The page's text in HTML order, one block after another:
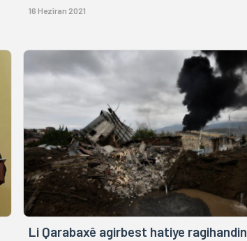
16 Hezîran 2021
Li Qarabaxê agirbest hatiye ragihandin